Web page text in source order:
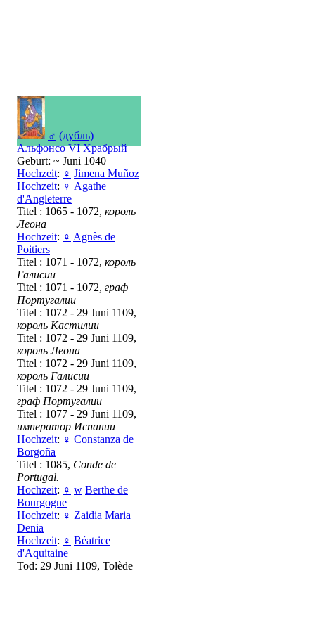
♂ (дубль)
Альфонсо VI Храбрый
Geburt: ~ Juni 1040
Hochzeit: ♀ Jimena Muñoz
Hochzeit: ♀ Аgathe
d'Angleterre
Titel : 1065 - 1072, король
Леона
Hochzeit: ♀ Agnès de
Poitiers
Titel : 1071 - 1072, король
Галисии
Titel : 1071 - 1072, граф
Португалии
Titel : 1072 - 29 Juni 1109,
король Кастилии
Titel : 1072 - 29 Juni 1109,
король Леона
Titel : 1072 - 29 Juni 1109,
король Галисии
Titel : 1072 - 29 Juni 1109,
граф Португалии
Titel : 1077 - 29 Juni 1109,
император Испании
Hochzeit: ♀ Constanza de
Borgoña
Titel : 1085, Conde de
Portugal.
Hochzeit: ♀ w Berthe de
Bourgogne
Hochzeit: ♀ Zaidia Maria
Denia
Hochzeit: ♀ Béatrice
d'Aquitaine
Tod: 29 Juni 1109, Tolède